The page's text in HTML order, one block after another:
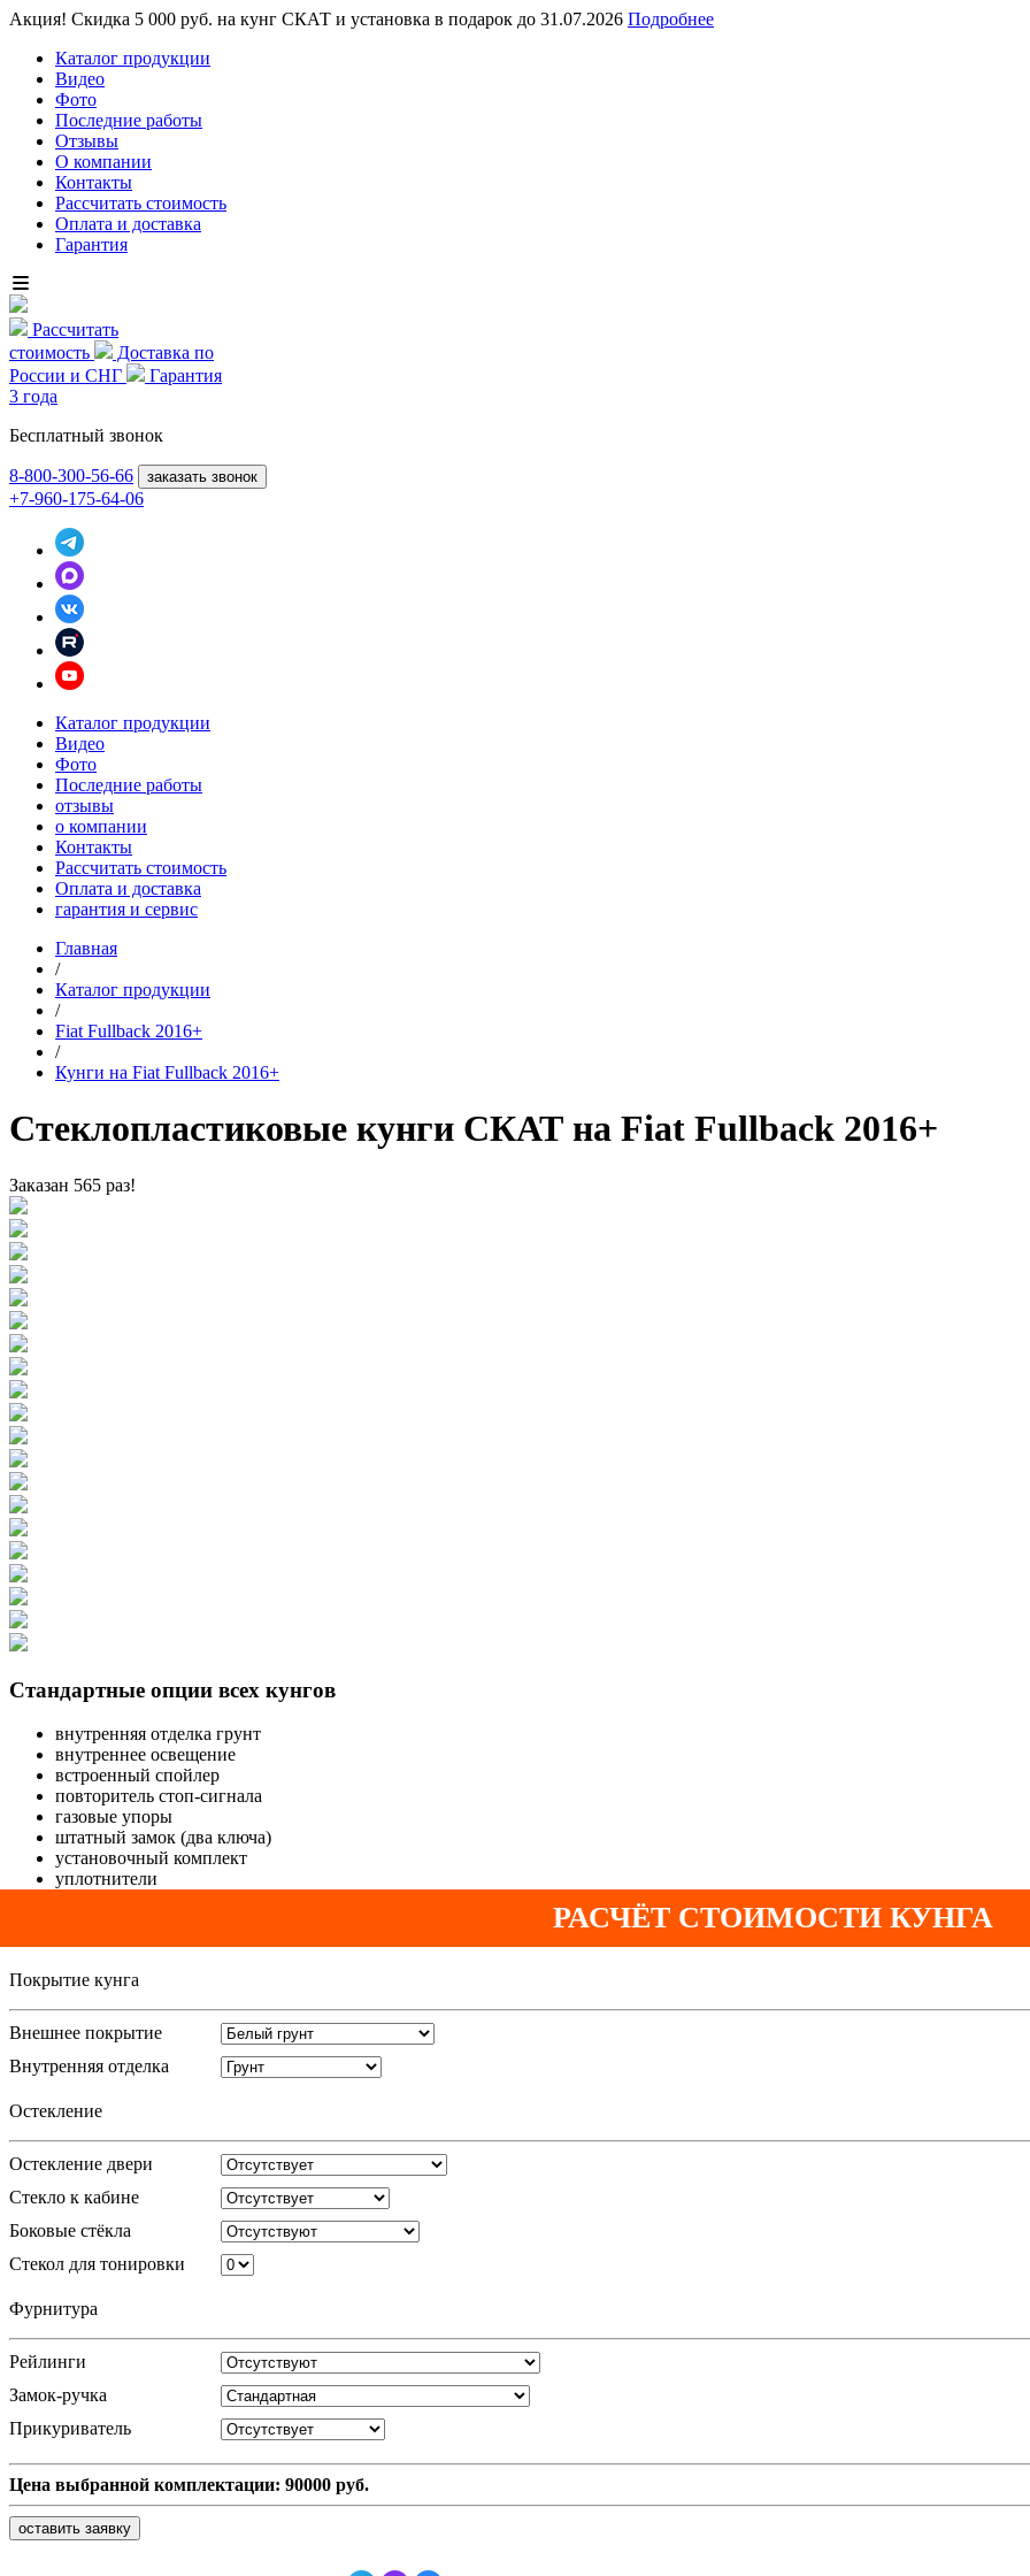
Акция! Скидка 5 000 руб. на кунг СКАТ и установка в подарок до 31.07.2026 Подробнее
Каталог продукции
Видео
Фото
Последние работы
Отзывы
О компании
Контакты
Рассчитать стоимость
Оплата и доставка
Гарантия
Рассчитать
стоимость
Доставка по
России и СНГ
Гарантия
3 года
Бесплатный звонок
8-800-300-56-66 заказать звонок
+7-960-175-64-06
Каталог продукции
Видео
Фото
Последние работы
отзывы
о компании
Контакты
Рассчитать стоимость
Оплата и доставка
гарантия и сервис
Главная
/
Каталог продукции
/
Fiat Fullback 2016+
/
Кунги на Fiat Fullback 2016+
Стеклопластиковые кунги СКАТ на Fiat Fullback 2016+
Заказан 565 раз!
Стандартные опции всех кунгов
внутренняя отделка грунт
внутреннее освещение
встроенный спойлер
повторитель стоп-сигнала
газовые упоры
штатный замок (два ключа)
установочный комплект
уплотнители
РАСЧЁТ СТОИМОСТИ КУНГА
Покрытие кунга
Внешнее покрытие
Внутренняя отделка
Остекление
Остекление двери
Стекло к кабине
Боковые стёкла
Стекол для тонировки
Фурнитура
Рейлинги
Замок-ручка
Прикуриватель
Цена выбранной комплектации: 90000 руб.
оставить заявку